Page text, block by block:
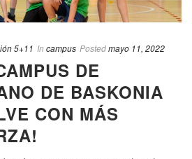
5+11 In campus Postedmayo 11, 2022
DE
DE BASKONIA
CON MÁS